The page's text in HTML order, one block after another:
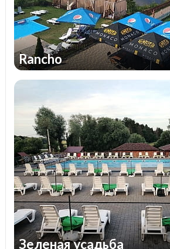
вдали от дома существует
тревога за свое чадо, его
Намного проще и спокойнее
организовать однодневный
недельное пребывание детей
отелей Киевской области.
Отличные апартаменты,
для питания, благоустроенная
уникальный ландшафт,
свежий воздух - что может
Вашего ребенка? Многие
дополнительно предлагают
заняться спортом, в том числе
к тренировкам настоящих
Время, проведенное на
пролетит незаметно и
Rancho
Зеленая усадьба